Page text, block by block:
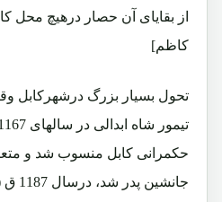
از بقایای آن حصار درهیچ محل
کاظم]
تحول بسیار بزرگ درشهرکابل
حکمرانی کابل منسوب شد و